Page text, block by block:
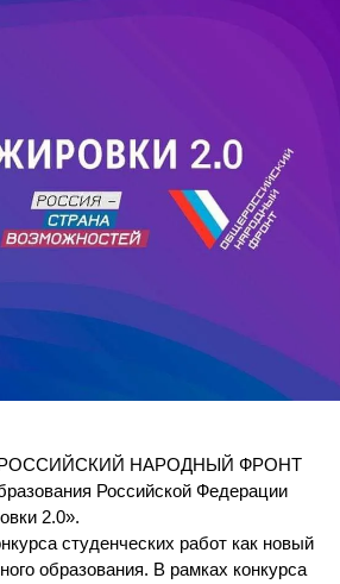
Наука
Реквизиты
НАРОДНЫЙ ФРОНТ
Российской Федерации
2.0».
студенческих работ как новый
образования. В рамках конкурса